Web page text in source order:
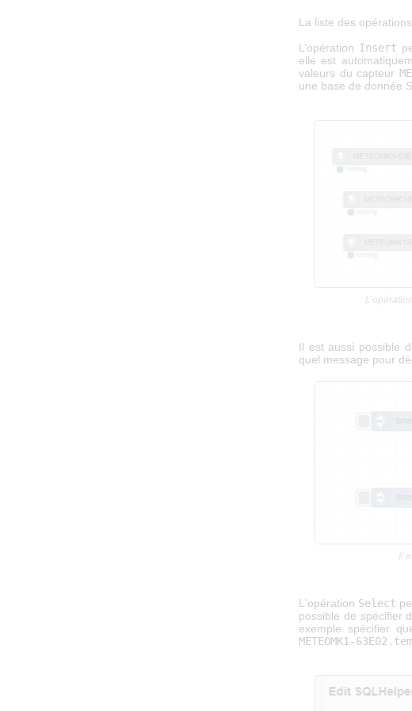
La liste des
L’opération Insert
elle est
valeurs du capteur
une base de donnée
Il est aussi possible
quel message pour
Il
L'opération Select
possible de spécifier
exemple spécifier
METEOMK1-